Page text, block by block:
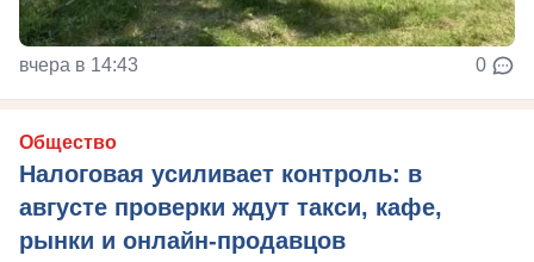
вчера в 14:43 0
Общество
Налоговая усиливает контроль: в
августе проверки ждут такси, кафе,
рынки и онлайн-продавцов